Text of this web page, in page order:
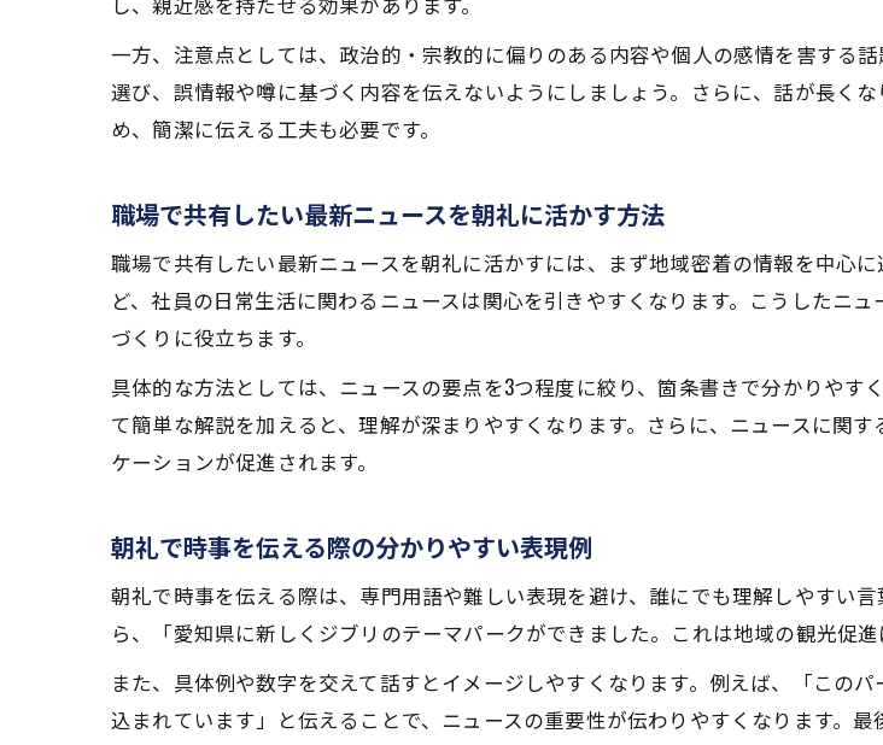
一方、注意点としては、政治的・宗教的に偏りのある内容や個人の感情を害する
選び、誤情報や噂に基づく内容を伝えないようにしましょう。さらに、話が長く
め、簡潔に伝える工夫も必要です。
職場で共有したい最新ニュースを朝礼に活かす方法
職場で共有したい最新ニュースを朝礼に活かすには、まず地域密着の情報を中心
ど、社員の日常生活に関わるニュースは関心を引きやすくなります。こうしたニ
づくりに役立ちます。
具体的な方法としては、ニュースの要点を3つ程度に絞り、箇条書きで分かりや
て簡単な解説を加えると、理解が深まりやすくなります。さらに、ニュースに関
ケーションが促進されます。
朝礼で時事を伝える際の分かりやすい表現例
朝礼で時事を伝える際は、専門用語や難しい表現を避け、誰にでも理解しやすい
ら、「愛知県に新しくジブリのテーマパークができました。これは地域の観光促
また、具体例や数字を交えて話すとイメージしやすくなります。例えば、「この
込まれています」と伝えることで、ニュースの重要性が伝わりやすくなります。